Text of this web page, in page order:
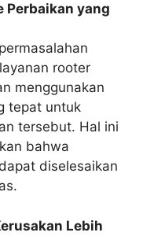
Perbaikan yang
rooter
menggunakan
tepat untuk
tersebut. Hal ini
bahwa
diselesaikan
Lebih